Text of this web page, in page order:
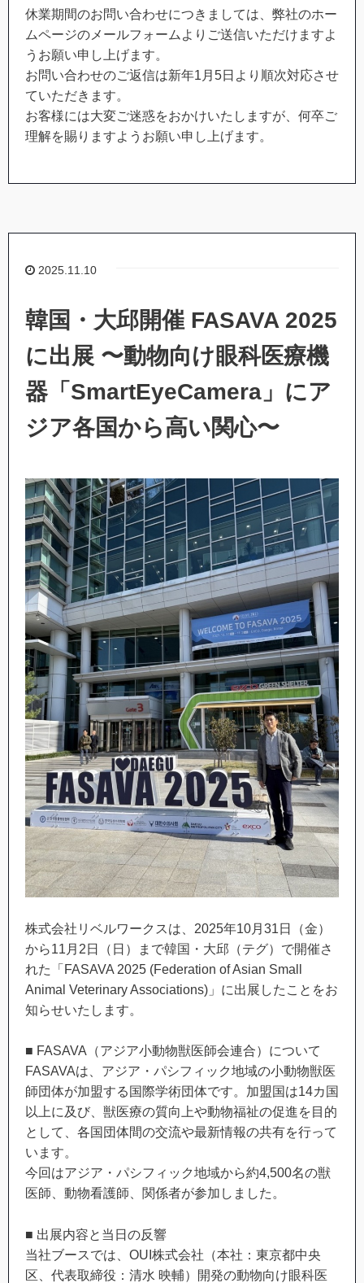
休業期間のお問い合わせにつきましては、弊社のホー
ムページのメールフォームよりご送信いただけますよ
うお願い申し上げます。
お問い合わせのご返信は新年1月5日より順次対応させ
ていただきます。
お客様には大変ご迷惑をおかけいたしますが、何卒ご
理解を賜りますようお願い申し上げます。
2025.11.10
韓国・大邱開催 FASAVA 2025
に出展 〜動物向け眼科医療機
器「SmartEyeCamera」にア
ジア各国から高い関心〜
株式会社リベルワークスは、2025年10月31日（金）
から11月2日（日）まで韓国・大邱（テグ）で開催さ
れた「FASAVA 2025 (Federation of Asian Small
Animal Veterinary Associations)」に出展したことをお
知らせいたします。
■ FASAVA（アジア小動物獣医師会連合）について
FASAVAは、アジア・パシフィック地域の小動物獣医
師団体が加盟する国際学術団体です。加盟国は14カ国
以上に及び、獣医療の質向上や動物福祉の促進を目的
として、各国団体間の交流や最新情報の共有を行って
います。
今回はアジア・パシフィック地域から約4,500名の獣
医師、動物看護師、関係者が参加しました。
■ 出展内容と当日の反響
当社ブースでは、OUI株式会社（本社：東京都中央
区、代表取締役：清水 映輔）開発の動物向け眼科医